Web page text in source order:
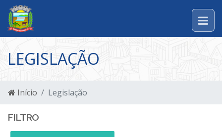
LEGISLAÇÃO
Início Legislação
FILTRO